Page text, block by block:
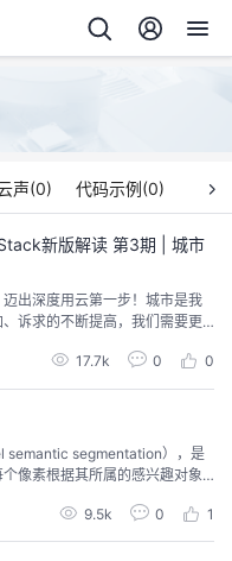
声(0) 代码示例(0)
新版解读 第3期 | 城市
出深度用云第一步！城市是我
诉求的不断提高，我们需要更
，帮助实现“以人为本，成效导
AI领域专家王芝虎，一起了解这
17.7k 0 0
semantic segmentation），是
像素根据其所属的感兴趣对象
素级别的图像理解。语义分割
个问题，从而扩展了其应用领
9.5k 0 1